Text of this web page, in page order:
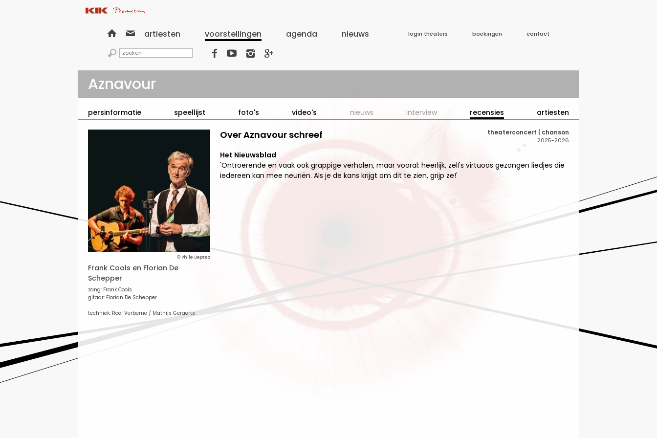
  artiesten voorstellingen agenda nieuws login theaters boekingen contact
    
Aznavour
persinformatie speellijst foto's video's nieuws interview recensies artiesten
© Phile Deprez
Frank Cools en Florian De
Schepper
zang: Frank Cools
gitaar: Florian De Schepper
techniek: Roel Verberne / Mathijs Geraerts
theaterconcert | chanson
2025-2026
Over Aznavour schreef
Het Nieuwsblad
'Ontroerende en vaak ook grappige verhalen, maar vooral: heerlijk, zelfs virtuoos gezongen liedjes die
iedereen kan mee neuriën. Als je de kans krijgt om dit te zien, grijp ze!'